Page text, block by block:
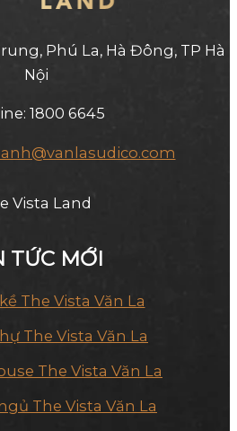
Phú La, Hà Đông, TP Hà
Nội
1800 6645
Vista Land
TỨC MỚI
The Vista Văn La
The Vista Văn La
The Vista Văn La
The Vista Văn La